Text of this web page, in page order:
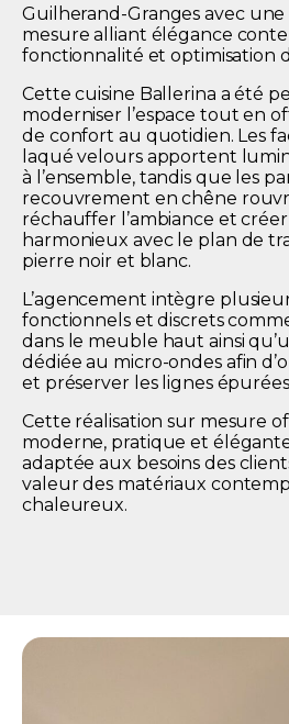
Guilherand-Granges avec
mesure alliant élégance
fonctionnalité et optimisation
Cette cuisine Ballerina a été
moderniser l’espace tout en
de confort au quotidien. Les
laqué velours apportent
à l’ensemble, tandis que les
recouvrement en chêne
réchauffer l’ambiance et
harmonieux avec le plan de
pierre noir et blanc.
L’agencement intègre
fonctionnels et discrets
dans le meuble haut ainsi
dédiée au micro-ondes afin
et préserver les lignes
Cette réalisation sur mesure
moderne, pratique et
adaptée aux besoins des
valeur des matériaux
chaleureux.